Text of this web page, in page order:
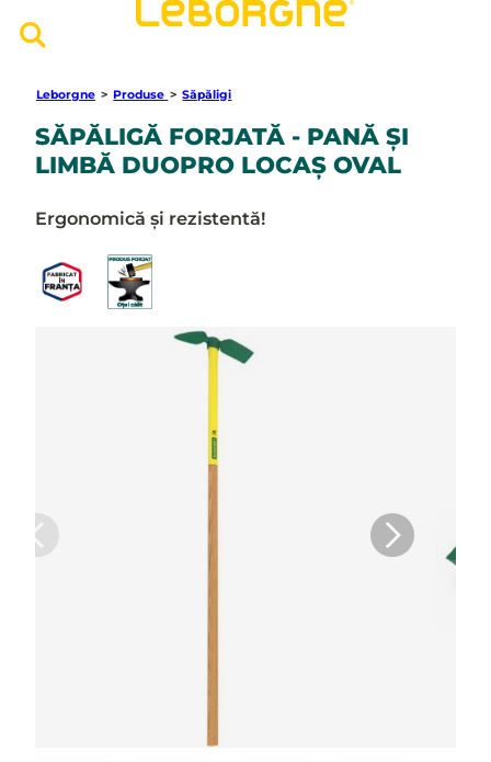
Leborgne > Produse > Săpăligi
SĂPĂLIGĂ FORJATĂ - PANĂ ȘI
LIMBĂ DUOPRO LOCAȘ OVAL
Ergonomică și rezistentă!